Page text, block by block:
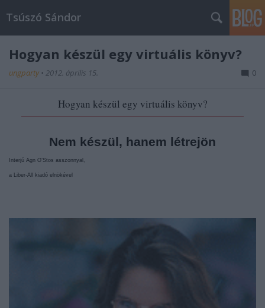
Tsúszó Sándor
Hogyan készül egy virtuális könyv?
ungparty • 2012. április 15. 0
Hogyan készül egy virtuális könyv?
Nem készül, hanem létrejön
Interjú Agn O’Stos asszonnyal,
a Liber-All kiadó elnökével